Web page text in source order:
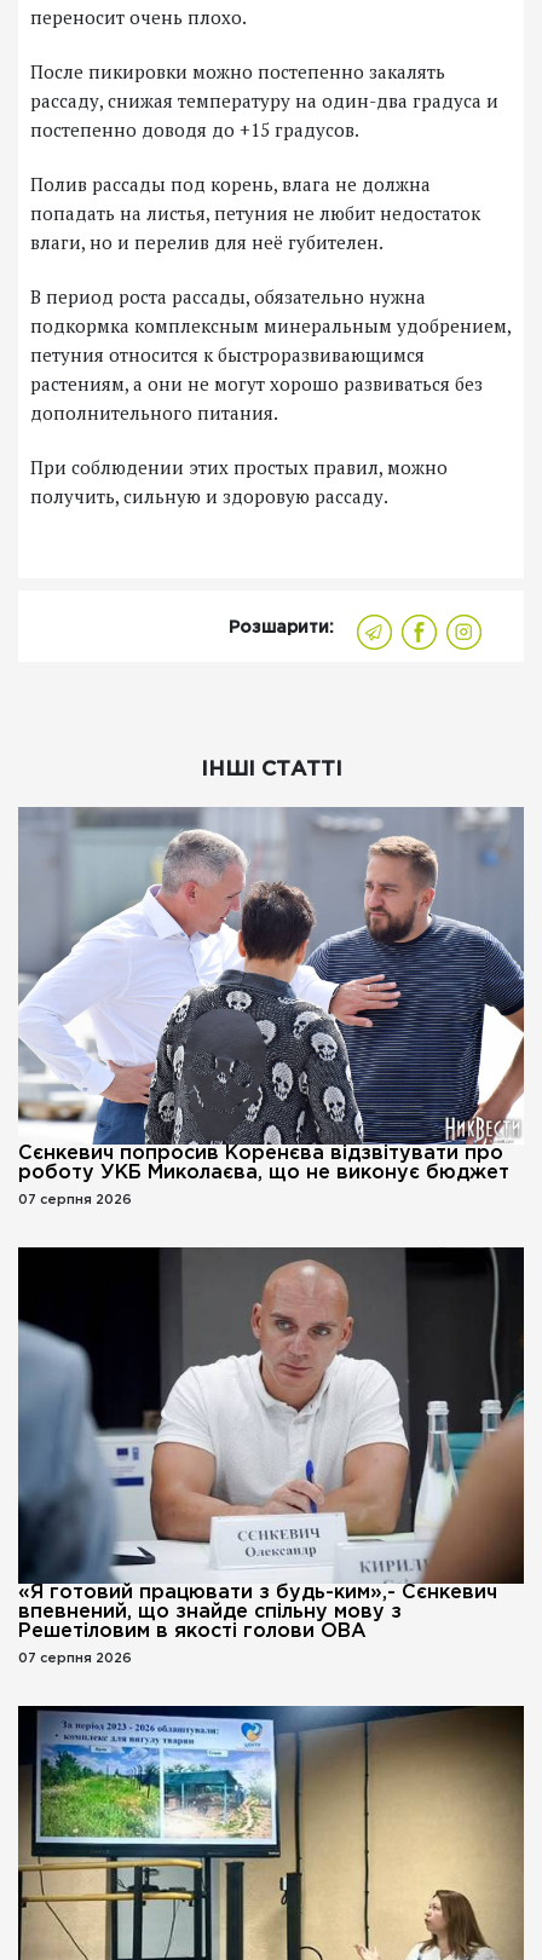
переносит очень плохо.
После пикировки можно постепенно закалять
рассаду, снижая температуру на один-два градуса и
постепенно доводя до +15 градусов.
Полив рассады под корень, влага не должна
попадать на листья, петуния не любит недостаток
влаги, но и перелив для неё губителен.
В период роста рассады, обязательно нужна
подкормка комплексным минеральным удобрением,
петуния относится к быстроразвивающимся
растениям, а они не могут хорошо развиваться без
дополнительного питания.
При соблюдении этих простых правил, можно
получить, сильную и здоровую рассаду.
Розшарити:
ІНШІ СТАТТІ
Сєнкевич попросив Коренєва відзвітувати про
роботу УКБ Миколаєва, що не виконує бюджет
07 серпня 2026
«Я готовий працювати з будь-ким»,- Сєнкевич
впевнений, що знайде спільну мову з
Решетіловим в якості голови ОВА
07 серпня 2026